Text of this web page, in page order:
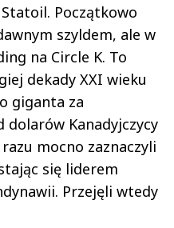
Początkowo
szyldem, ale w
na Circle K. To
dekady XXI wieku
giganta za
Kanadyjczycy
mocno zaznaczyli
się liderem
Przejęli wtedy